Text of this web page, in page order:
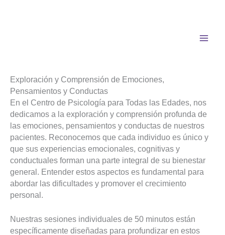
Exploración y Comprensión de Emociones,
Pensamientos y Conductas
En el Centro de Psicología para Todas las Edades, nos
dedicamos a la exploración y comprensión profunda de
las emociones, pensamientos y conductas de nuestros
pacientes. Reconocemos que cada individuo es único y
que sus experiencias emocionales, cognitivas y
conductuales forman una parte integral de su bienestar
general. Entender estos aspectos es fundamental para
abordar las dificultades y promover el crecimiento
personal.
Nuestras sesiones individuales de 50 minutos están
específicamente diseñadas para profundizar en estos